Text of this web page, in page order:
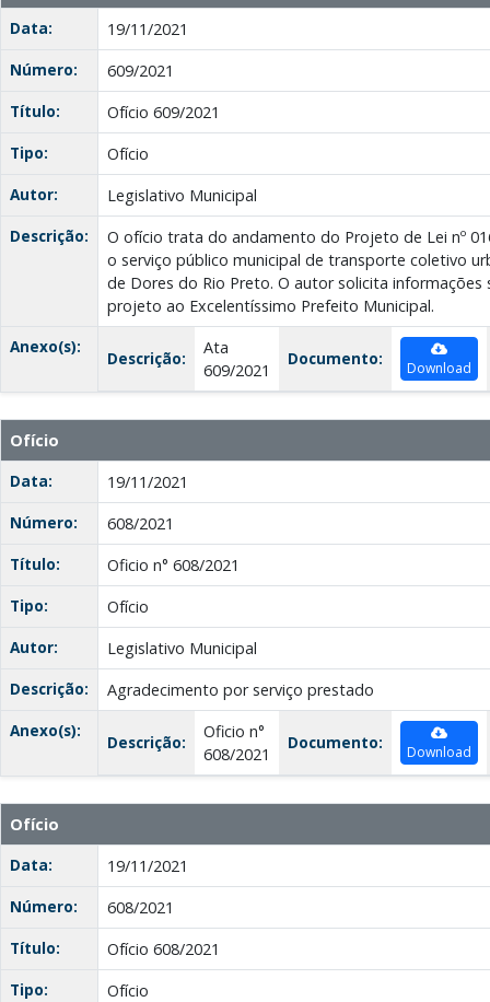
Data:
19/11/2021
Número:
609/2021
Título:
Ofício 609/2021
Tipo:
Ofício
Autor:
Legislativo Municipal
Descrição:
O ofício trata do andamento do Projeto de Lei nº
o serviço público municipal de transporte coletivo
de Dores do Rio Preto. O autor solicita
projeto ao Excelentíssimo Prefeito Municipal.
Anexo(s):
Descrição:
Ata
609/2021
Documento: Download
Ofício
Data:
19/11/2021
Número:
608/2021
Título:
Oficio n° 608/2021
Tipo:
Ofício
Autor:
Legislativo Municipal
Descrição:
Agradecimento por serviço prestado
Anexo(s):
Descrição:
Oficio n°
608/2021
Documento: Download
Ofício
Data:
19/11/2021
Número:
608/2021
Título:
Ofício 608/2021
Tipo:
Ofício